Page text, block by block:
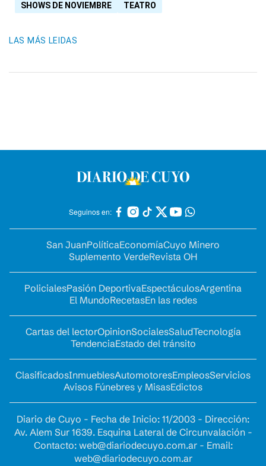
SHOWS DE NOVIEMBRE
TEATRO
LAS MÁS LEIDAS
Seguinos en:
San JuanPolíticaEconomíaCuyo Minero
Suplemento VerdeRevista OH
PolicialesPasión DeportivaEspectáculosArgentina
El MundoRecetasEn las redes
Cartas del lectorOpinionSocialesSaludTecnología
TendenciaEstado del tránsito
ClasificadosInmueblesAutomotoresEmpleosServicios
Avisos Fúnebres y MisasEdictos
Diario de Cuyo - Fecha de Inicio: 11/2003 - Dirección:
Av. Alem Sur 1639. Esquina Lateral de Circunvalación -
Contacto: web@diariodecuyo.com.ar- Email:
web@diariodecuyo.com.ar